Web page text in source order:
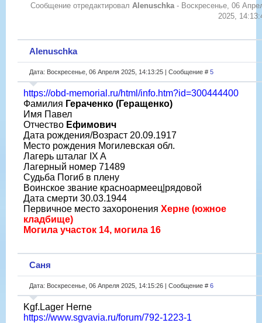
Сообщение отредактировал Alenuschka - Воскресенье, 06
2025,
Alenuschka
Дата: Воскресенье, 06 Апреля 2025, 14:13:25 | Сообщение # 5
https://obd-memorial.ru/html/info.htm?id=300444400
Фамилия Гераченко (Геращенко)
Имя Павел
Отчество Ефимович
Дата рождения/Возраст 20.09.1917
Место рождения Могилевская обл.
Лагерь шталаг IX A
Лагерный номер 71489
Судьба Погиб в плену
Воинское звание красноармеец|рядовой
Дата смерти 30.03.1944
Первичное место захоронения Херне (южное
кладбище)
Могила участок 14, могила 16
Саня
Дата: Воскресенье, 06 Апреля 2025, 14:15:26 | Сообщение # 6
Kgf.Lager Herne
https://www.sgvavia.ru/forum/792-1223-1